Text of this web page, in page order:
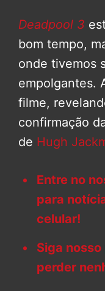
Deadpool 3
bom tempo,
onde tivemos
empolgantes.
filme,
confirmação
de Hugh
Entre no
para
celular!
Siga
perder